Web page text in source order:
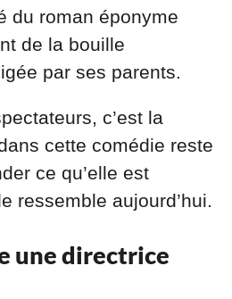
du roman éponyme
de la bouille
par ses parents.
c’est la
cette comédie reste
ce qu’elle est
ressemble aujourd’hui.
une directrice